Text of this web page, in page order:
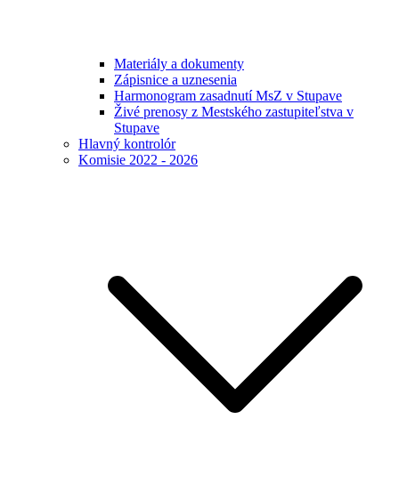
Materiály a dokumenty
Zápisnice a uznesenia
Harmonogram zasadnutí MsZ v Stupave
Živé prenosy z Mestského zastupiteľstva v
Stupave
Hlavný kontrolór
Komisie 2022 - 2026